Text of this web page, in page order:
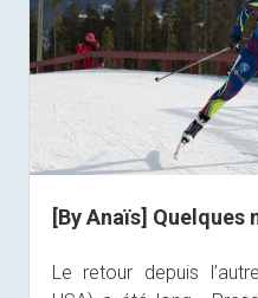
[By Anaïs] Quelques
Le retour depuis